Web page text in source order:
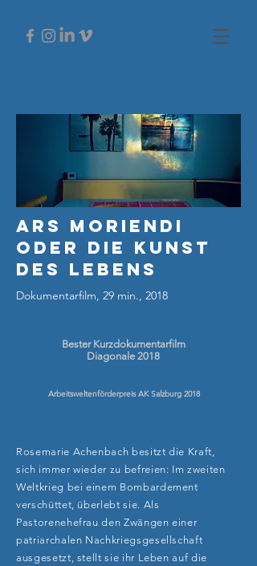
Ars Moriendi
oder die kunst
des Lebens
Dokumentarfilm, 29 min., 2018
Bester Kurzdokumentarfilm
Diagonale 2018
Arbeitsweltenförderpreis AK Salzburg 2018
Rosemarie Achenbach besitzt die Kraft,
sich immer wieder zu befreien: Im zweiten
Weltkrieg bei einem Bombardement
verschüttet, überlebt sie. Als
Pastorenehefrau den Zwängen einer
patriarchalen Nachkriegsgesellschaft
ausgesetzt, stellt sie ihr Leben auf die